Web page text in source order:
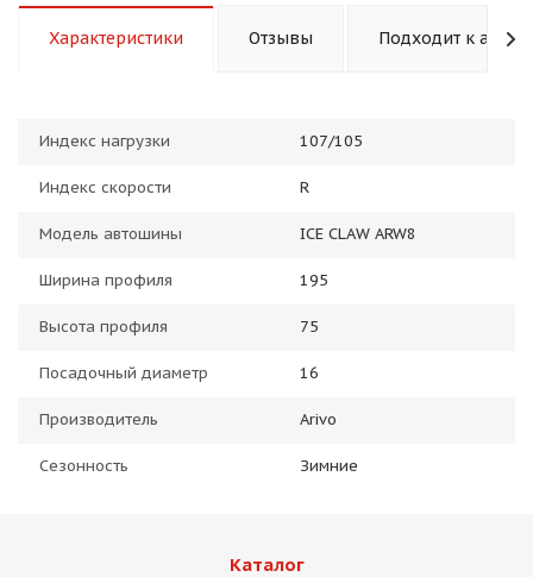
Характеристики Отзывы Подходит к авто
Индекс нагрузки 107/105
Индекс скорости R
Модель автошины ICE CLAW ARW8
Ширина профиля 195
Высота профиля 75
Посадочный диаметр 16
Производитель Arivo
Сезонность Зимние
Каталог